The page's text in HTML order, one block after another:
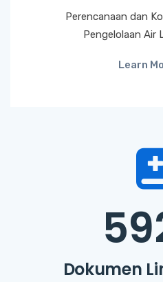
Perencanaan dan
Pengelolaan Air
Learn
Dokumen